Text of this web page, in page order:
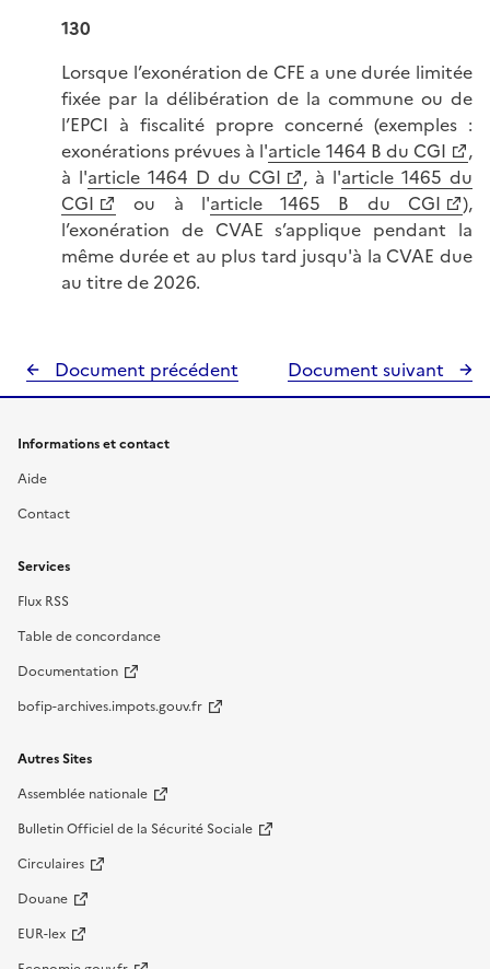
130
Lorsque l’exonération de CFE a une durée limitée
fixée par la délibération de la commune ou de
l’EPCI à fiscalité propre concerné (exemples :
exonérations prévues à l'article 1464 B du CGI
,
à l'article 1464 D du CGI , à l'article 1465 du
CGI
ou à l'article 1465 B du CGI
),
l’exonération de CVAE s’applique pendant la
même durée et au plus tard jusqu'à la CVAE due
au titre de 2026.
Document précédent Document suivant
Informations et contact
Aide
Contact
Services
Flux RSS
Table de concordance
Documentation
bofip-archives.impots.gouv.fr
Autres Sites
Assemblée nationale
Bulletin Officiel de la Sécurité Sociale
Circulaires
Douane
EUR-lex